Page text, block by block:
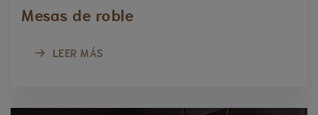
Mesas de roble
LEER MÁS